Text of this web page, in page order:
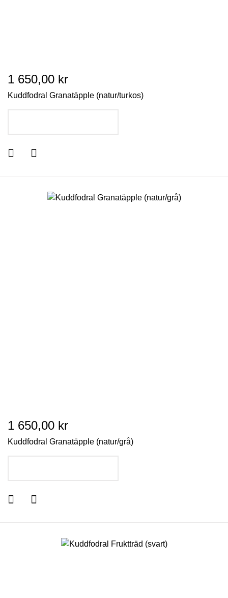
1 650,00 kr
Kuddfodral Granatäpple (natur/turkos)
1 650,00 kr
Kuddfodral Granatäpple (natur/grå)